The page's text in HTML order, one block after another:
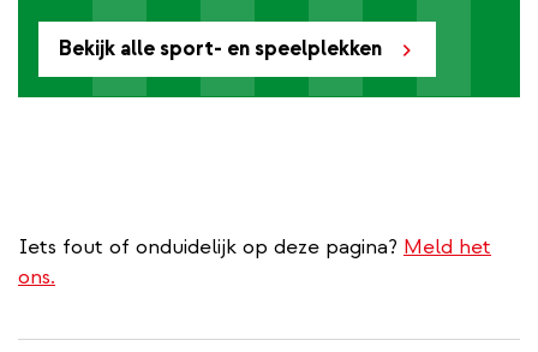
Bekijk alle sport- en speelplekken
Iets fout of onduidelijk op deze pagina? Meld het
ons.